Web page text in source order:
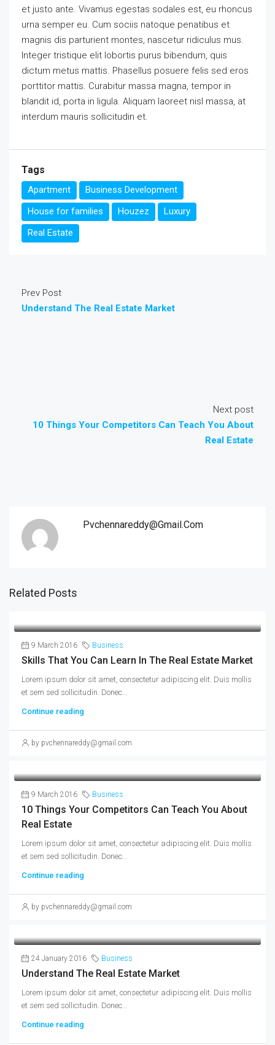
et justo ante. Vivamus egestas sodales est, eu rhoncus
urna semper eu. Cum sociis natoque penatibus et
magnis dis parturient montes, nascetur ridiculus mus.
Integer tristique elit lobortis purus bibendum, quis
dictum metus mattis. Phasellus posuere felis sed eros
porttitor mattis. Curabitur massa magna, tempor in
blandit id, porta in ligula. Aliquam laoreet nisl massa, at
interdum mauris sollicitudin et.
Tags
Apartment
Business Development
House for families
Houzez
Luxury
Real Estate
Prev Post
Understand The Real Estate Market
Next post
10 Things Your Competitors Can Teach You About
Real Estate
Pvchennareddy@gmail.com
Related Posts
9 March 2016 Business
Skills That You Can Learn In The Real Estate Market
Lorem ipsum dolor sit amet, consectetur adipiscing elit. Duis mollis
et sem sed sollicitudin. Donec...
Continue reading
by pvchennareddy@gmail.com
9 March 2016 Business
10 Things Your Competitors Can Teach You About
Real Estate
Lorem ipsum dolor sit amet, consectetur adipiscing elit. Duis mollis
et sem sed sollicitudin. Donec...
Continue reading
by pvchennareddy@gmail.com
24 January 2016 Business
Understand The Real Estate Market
Lorem ipsum dolor sit amet, consectetur adipiscing elit. Duis mollis
et sem sed sollicitudin. Donec...
Continue reading